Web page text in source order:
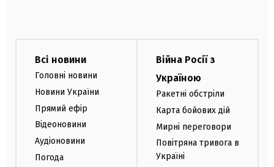
Всі новини
Головні новини
Новини України
Прямий ефір
Відеоновини
Аудіоновини
Погода
Війна Росії з
Україною
Ракетні обстріли
Карта бойових дій
Мирні переговори
Повітряна тривога в
Україні